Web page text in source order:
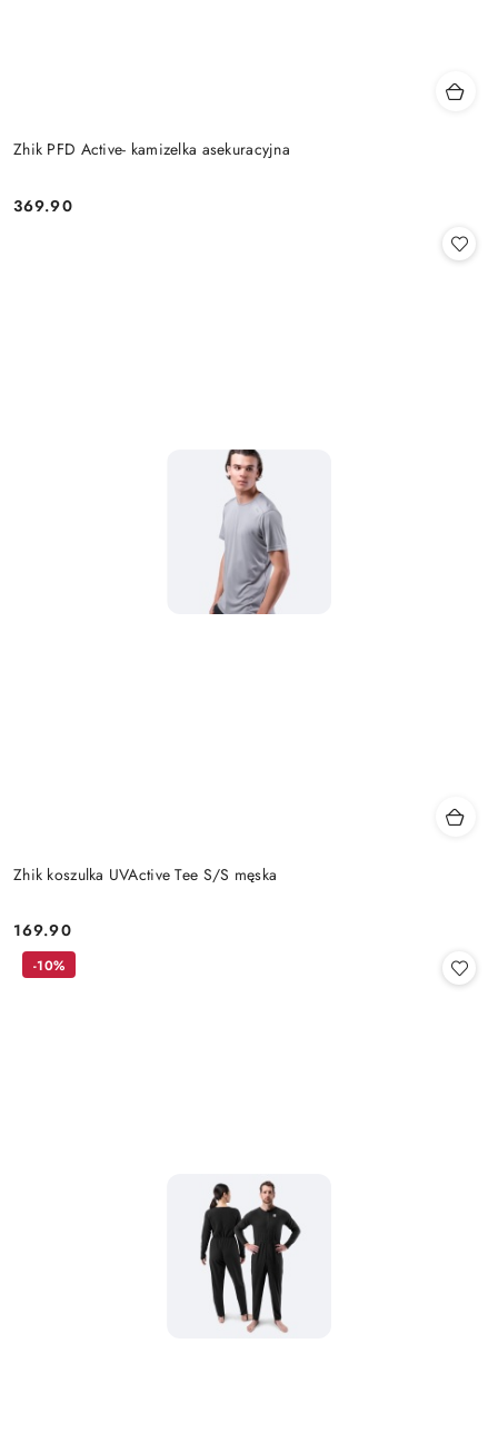
Zhik PFD Active- kamizelka asekuracyjna
Cena:
369.90
Zhik koszulka UVActive Tee S/S męska
Cena:
169.90
-10%